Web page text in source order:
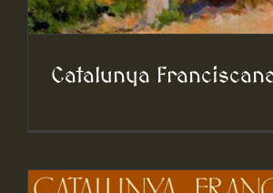
Catalunya